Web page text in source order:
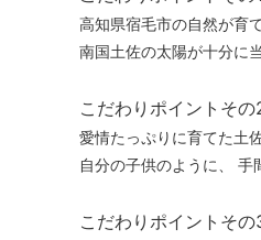
高知県宿毛市の自然が育
南国土佐の太陽が十分に
こだわりポイントその
愛情たっぷりに育てた土
自分の子供のように、 手
こだわりポイントその